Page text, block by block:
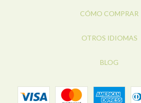
CÓMO COMPRAR
OTROS IDIOMAS
BLOG